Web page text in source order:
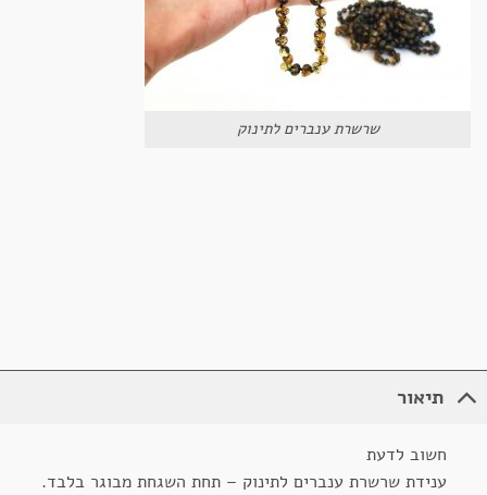
שרשרת ענברים לתינוק
תיאור
חשוב לדעת
ענידת שרשרת ענברים לתינוק – תחת השגחת מבוגר בלבד.